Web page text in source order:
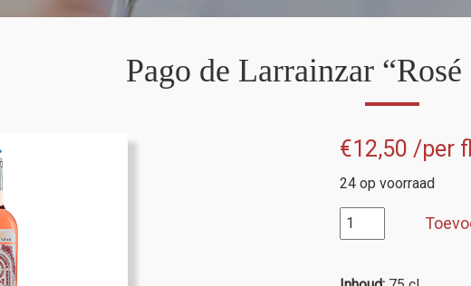
Pago de Larrainzar
€12,50 /per
24 op voorraad
Pago
de
"Rosé